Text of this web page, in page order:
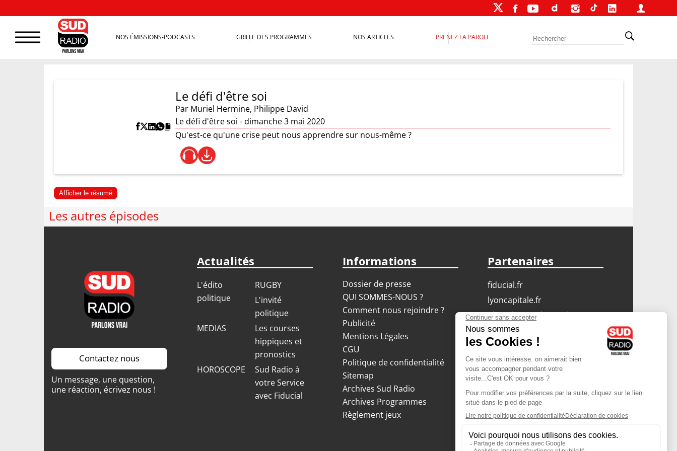
NOS ÉMISSIONS-PODCASTS GRILLE DES PROGRAMMES NOS ARTICLES PRENEZ LA PAROLE
Le défi d'être soi
Par Muriel Hermine, Philippe David
Le défi d'être soi - dimanche 3 mai 2020
Qu'est-ce qu'une crise peut nous apprendre sur nous-même ?
Afficher le résumé
Les autres épisodes
Contactez nous
Un message, une question,
une réaction, écrivez nous !
Actualités
L'édito
politique
RUGBY
L'invité
politique
MEDIAS
Les courses
hippiques et
pronostics
HOROSCOPE
Sud Radio à
votre Service
avec Fiducial
Informations
Dossier de presse
QUI SOMMES-NOUS ?
Comment nous rejoindre ?
Publicité
Mentions Légales
CGU
Politique de confidentialité
Sitemap
Archives Sud Radio
Archives Programmes
Règlement jeux
Partenaires
fiducial.fr
lyoncapitale.fr
olympique-et-lyonnais.com
L'application Iphone
/ Android
Téléchargez l'application
Les cookies